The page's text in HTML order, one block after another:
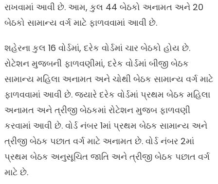
રાખવામાં આવી છે. આમ, કુલ 44 બેઠકો અનામત અને 20
બેઠકો સામાન્ય વર્ગ માટે ફાળવવામાં આવી છે.
શહેરના કુલ 16 વોર્ડમાં, દરેક વોર્ડમાં ચાર બેઠકો હોય છે.
રોટેશન મુજબની ફાળવણીમાં, દરેક વોર્ડમાં બીજી બેઠક
સામાન્ય મહિલા અનામત અને ચોથી બેઠક સામાન્ય વર્ગ માટે
ફાળવવામાં આવી છે. જ્યારે દરેક વોર્ડમાં પ્રથમ બેઠક મહિલા
અનામત અને ત્રીજી બેઠકમાં રોટેશન મુજબ ફાળવણી
કરવામાં આવી છે. વોર્ડ નંબર 1માં પ્રથમ બેઠક સામાન્ય અને
ત્રીજી બેઠક પછાત વર્ગ માટે અનામત છે. વોર્ડ નંબર 2માં
પ્રથમ બેઠક અનુસૂચિત જાતિ અને ત્રીજી બેઠક પછાત વર્ગ
માટે છે.